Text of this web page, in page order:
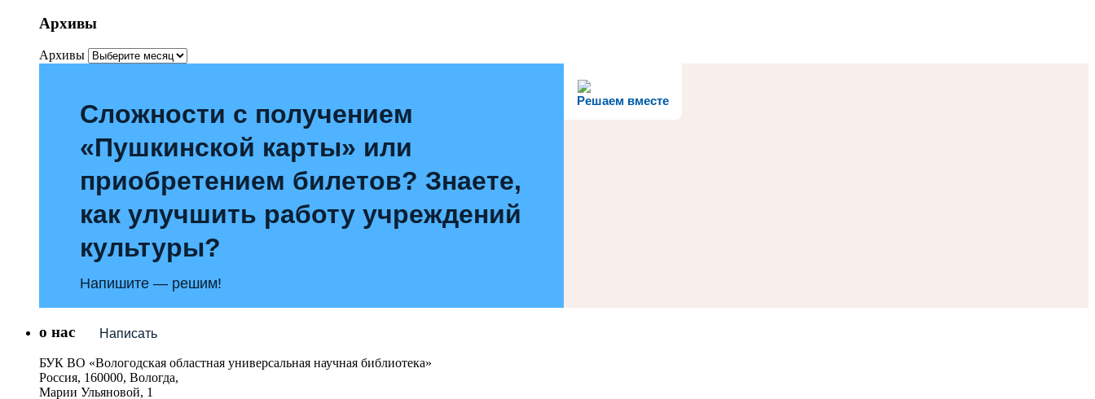
Архивы
Архивы
Решаем вместе
Сложности с получением
«Пушкинской карты» или
приобретением билетов? Знаете,
как улучшить работу учреждений
культуры?
Напишите — решим!
Написать
о нас
БУК ВО «Вологодская областная универсальная научная библиотека»
Россия, 160000, Вологда,
Марии Ульяновой, 1